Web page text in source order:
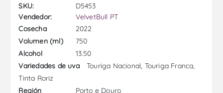
SKU:
D5453
Vendedor:
VelvetBull PT
Cosecha
2022
Volumen (ml)
750
Alcohol
13.50
Variedades de uva
Touriga Nacional, Touriga Franca,
Tinta Roriz
Región
Porto e Douro